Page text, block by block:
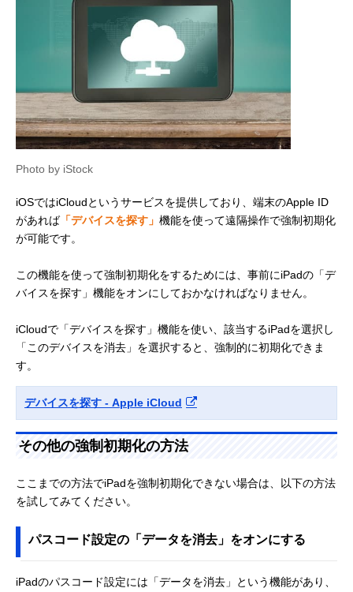
Photo by iStock
iOSではiCloudというサービスを提供しており、端末のApple ID
があれば「デバイスを探す」 機能を使って遠隔操作で強制初期化
が可能です。
この機能を使って強制初期化をするためには、事前にiPadの「デ
バイスを探す」機能をオンにしておかなければなりません。
iCloudで「デバイスを探す」機能を使い、該当するiPadを選択し
「このデバイスを消去」を選択すると、強制的に初期化できま
す。
デバイスを探す - Apple iCloud
その他の強制初期化の方法
ここまでの方法でiPadを強制初期化できない場合は、以下の方法
を試してみてください。
パスコード設定の「データを消去」をオンにする
iPadのパスコード設定には「データを消去」という機能があり、